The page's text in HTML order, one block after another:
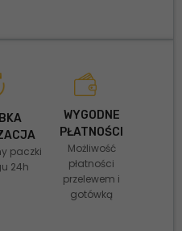
paczki
24h
WYGODNE
PŁATNOŚCI
Możliwość
płatności
przelewem i
gotówką